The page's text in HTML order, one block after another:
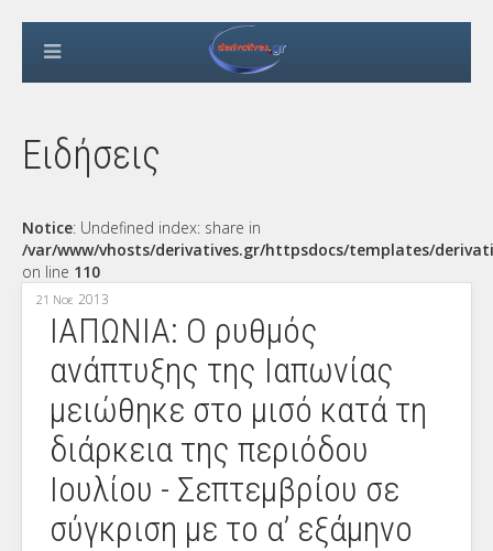
Ειδήσεις
Notice: Undefined index: share in
/var/www/vhosts/derivatives.gr/httpsdocs/templates/
on line 110
21 Νοε 2013
ΙΑΠΩΝΙΑ: Ο ρυθμός
ανάπτυξης της Ιαπωνίας
μειώθηκε στο μισό κατά τη
διάρκεια της περιόδου
Ιουλίου - Σεπτεμβρίου σε
σύγκριση με το α’ εξάμηνο